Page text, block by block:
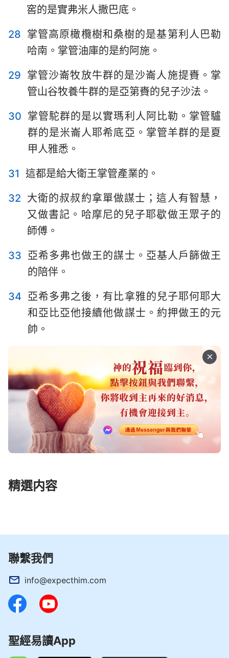
窖的是實弗米人撒巴底。
28 掌管高原橄欖樹和桑樹的是基第利人巴勒
哈南。掌管油庫的是約阿施。
29 掌管沙崙牧放牛群的是沙崙人施提賚。掌
管山谷牧養牛群的是亞第賚的兒子沙法。
30 掌管駝群的是以實瑪利人阿比勒。掌管驢
群的是米崙人耶希底亞。掌管羊群的是夏
甲人雅悉。
31 這都是給大衛王掌管產業的。
32 大衛的叔叔約拿單做謀士；這人有智慧，
又做書記。哈摩尼的兒子耶歇做王眾子的
師傅。
33 亞希多弗也做王的謀士。亞基人戶篩做王
的陪伴。
34 亞希多弗之後，有比拿雅的兒子耶何耶大
和亞比亞他接續他做謀士。約押做王的元
帥。
精選内容
聯繫我們
info@expecthim.com
聖經易讀App